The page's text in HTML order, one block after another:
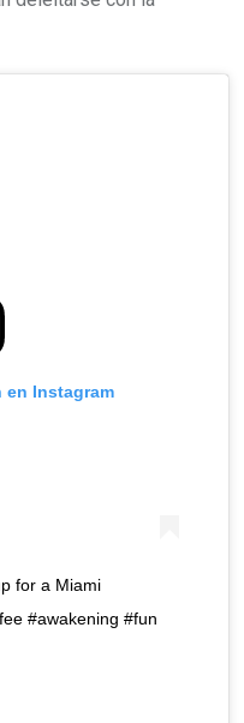
en Instagram
for a Miami
#awakening #fun